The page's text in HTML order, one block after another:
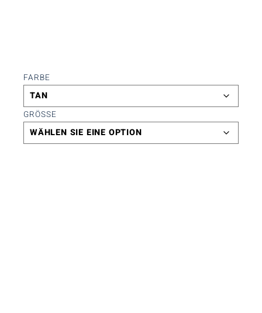
FARBE
GRÖSSE